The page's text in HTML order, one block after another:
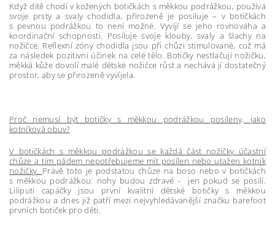
Když dítě chodí v kožených botičkách s měkkou podrážkou, používá
svoje prsty a svaly chodidla, přirozeně je posiluje – v botičkách
s pevnou podrážkou to není možné. Vyvíjí se jeho rovnováha a
koordinační schopnosti. Posiluje svoje klouby, svaly a šlachy na
nožičce. Reflexní zóny chodidla jsou při chůzi stimulované, což má
za následek pozitivní účinek na celé tělo. Botičky nestlačují nožičku,
měkká kůže dovolí malé dětské nožičce růst a nechává jí dostatečný
prostor, aby se přirozeně vyvíjela.
Proč nemusí být botičky s měkkou podrážkou posíleny, jako
kotníková obuv?
V botičkách s měkkou podrážkou se každá část nožičky účastní
chůze a tím pádem nepotřebujeme mít posílen nebo utažen kotník
nožičky. Právě toto je podstatou chůze na boso nebo v botičkách
s měkkou podrážkou: nohy budou zdravé - jen pokud se posílí.
Liliputi capáčky jsou první kvalitní dětské botičky s měkkou
podrážkou a dnes již patří mezi nejvyhledávanější značku barefoot
prvních botiček pro děti.